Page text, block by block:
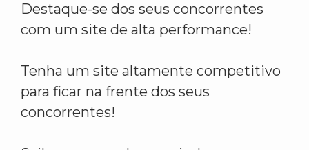
Destaque-se dos seus concorrentes
com um site de alta performance!
Tenha um site altamente competitivo
para ficar na frente dos seus
concorrentes!